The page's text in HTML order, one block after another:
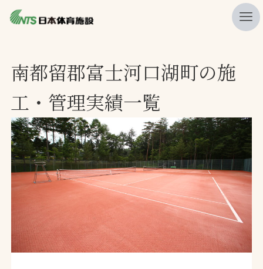
ニュース
プレスリリース
レポート
製品・サービス一覧
施工・管理実績一覧
採用情報
検索
南都留郡富士河口湖町の施
工・管理実績一覧